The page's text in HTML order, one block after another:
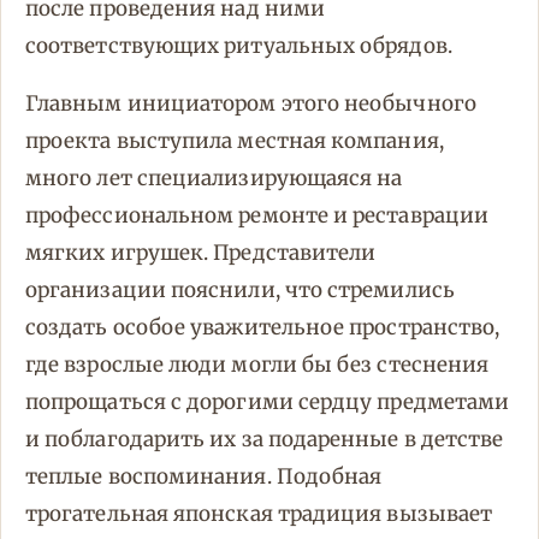
после проведения над ними
соответствующих ритуальных обрядов.
Главным инициатором этого необычного
проекта выступила местная компания,
много лет специализирующаяся на
профессиональном ремонте и реставрации
мягких игрушек. Представители
организации пояснили, что стремились
создать особое уважительное пространство,
где взрослые люди могли бы без стеснения
попрощаться с дорогими сердцу предметами
и поблагодарить их за подаренные в детстве
теплые воспоминания. Подобная
трогательная японская традиция вызывает